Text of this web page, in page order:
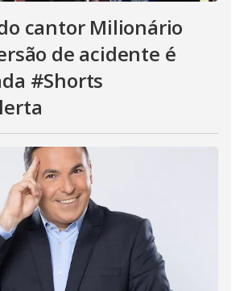
cantor Milionário
de acidente é
#Shorts